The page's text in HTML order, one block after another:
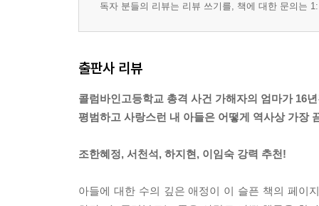
독자 분들의 리뷰는 리뷰 쓰기를, 책에 대한 문의는
출판사 리뷰
콜럼바인고등학교 총격 사건 가해자의 엄마가 16
평범하고 사랑스런 내 아들은 어떻게 역사상 가장
조한혜정, 서천석, 하지현, 이임숙 강력 추천!
아들에 대한 수의 깊은 애정이 이 슬픈 책의 페이